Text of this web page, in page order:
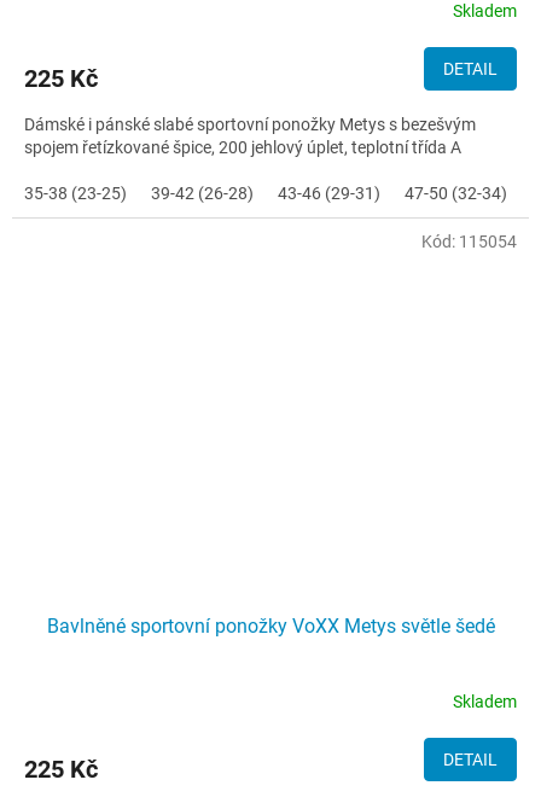
Skladem
225 Kč DETAIL
Dámské i pánské slabé sportovní ponožky Metys s bezešvým
spojem řetízkované špice, 200 jehlový úplet, teplotní třída A
35-38 (23-25) 39-42 (26-28) 43-46 (29-31) 47-50 (32-34)
Bavlněné sportovní ponožky VoXX Metys světle šedé
Skladem
225 Kč DETAIL
Kód: 115054